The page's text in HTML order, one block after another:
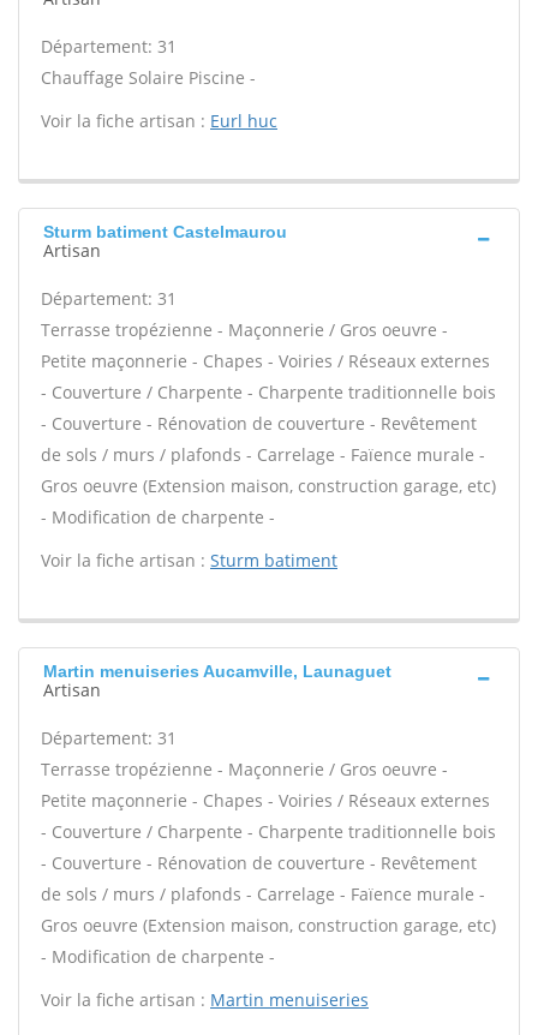
Département: 31
Chauffage Solaire Piscine -
Voir la fiche artisan : Eurl huc
Sturm batiment Castelmaurou
Artisan
Département: 31
Terrasse tropézienne - Maçonnerie / Gros oeuvre -
Petite maçonnerie - Chapes - Voiries / Réseaux externes
- Couverture / Charpente - Charpente traditionnelle bois
- Couverture - Rénovation de couverture - Revêtement
de sols / murs / plafonds - Carrelage - Faïence murale -
Gros oeuvre (Extension maison, construction garage, etc)
- Modification de charpente -
Voir la fiche artisan : Sturm batiment
Martin menuiseries Aucamville, Launaguet
Artisan
Département: 31
Terrasse tropézienne - Maçonnerie / Gros oeuvre -
Petite maçonnerie - Chapes - Voiries / Réseaux externes
- Couverture / Charpente - Charpente traditionnelle bois
- Couverture - Rénovation de couverture - Revêtement
de sols / murs / plafonds - Carrelage - Faïence murale -
Gros oeuvre (Extension maison, construction garage, etc)
- Modification de charpente -
Voir la fiche artisan : Martin menuiseries